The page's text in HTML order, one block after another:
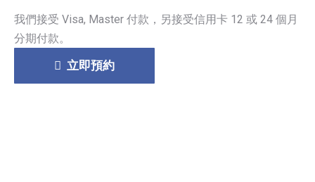
我們接受 Visa, Master 付款，另接受信用卡 12 或 24 個月
分期付款。
立即預約